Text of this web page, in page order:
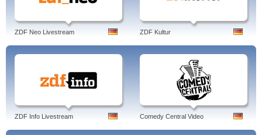
ZDF Neo Livestream ZDF Kultur
ZDF Info Livestream Comedy Central Video